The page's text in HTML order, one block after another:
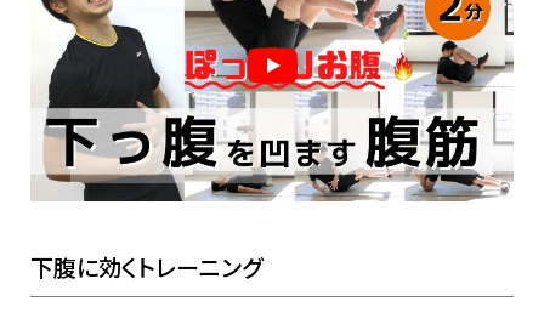
下腹に効くトレーニング